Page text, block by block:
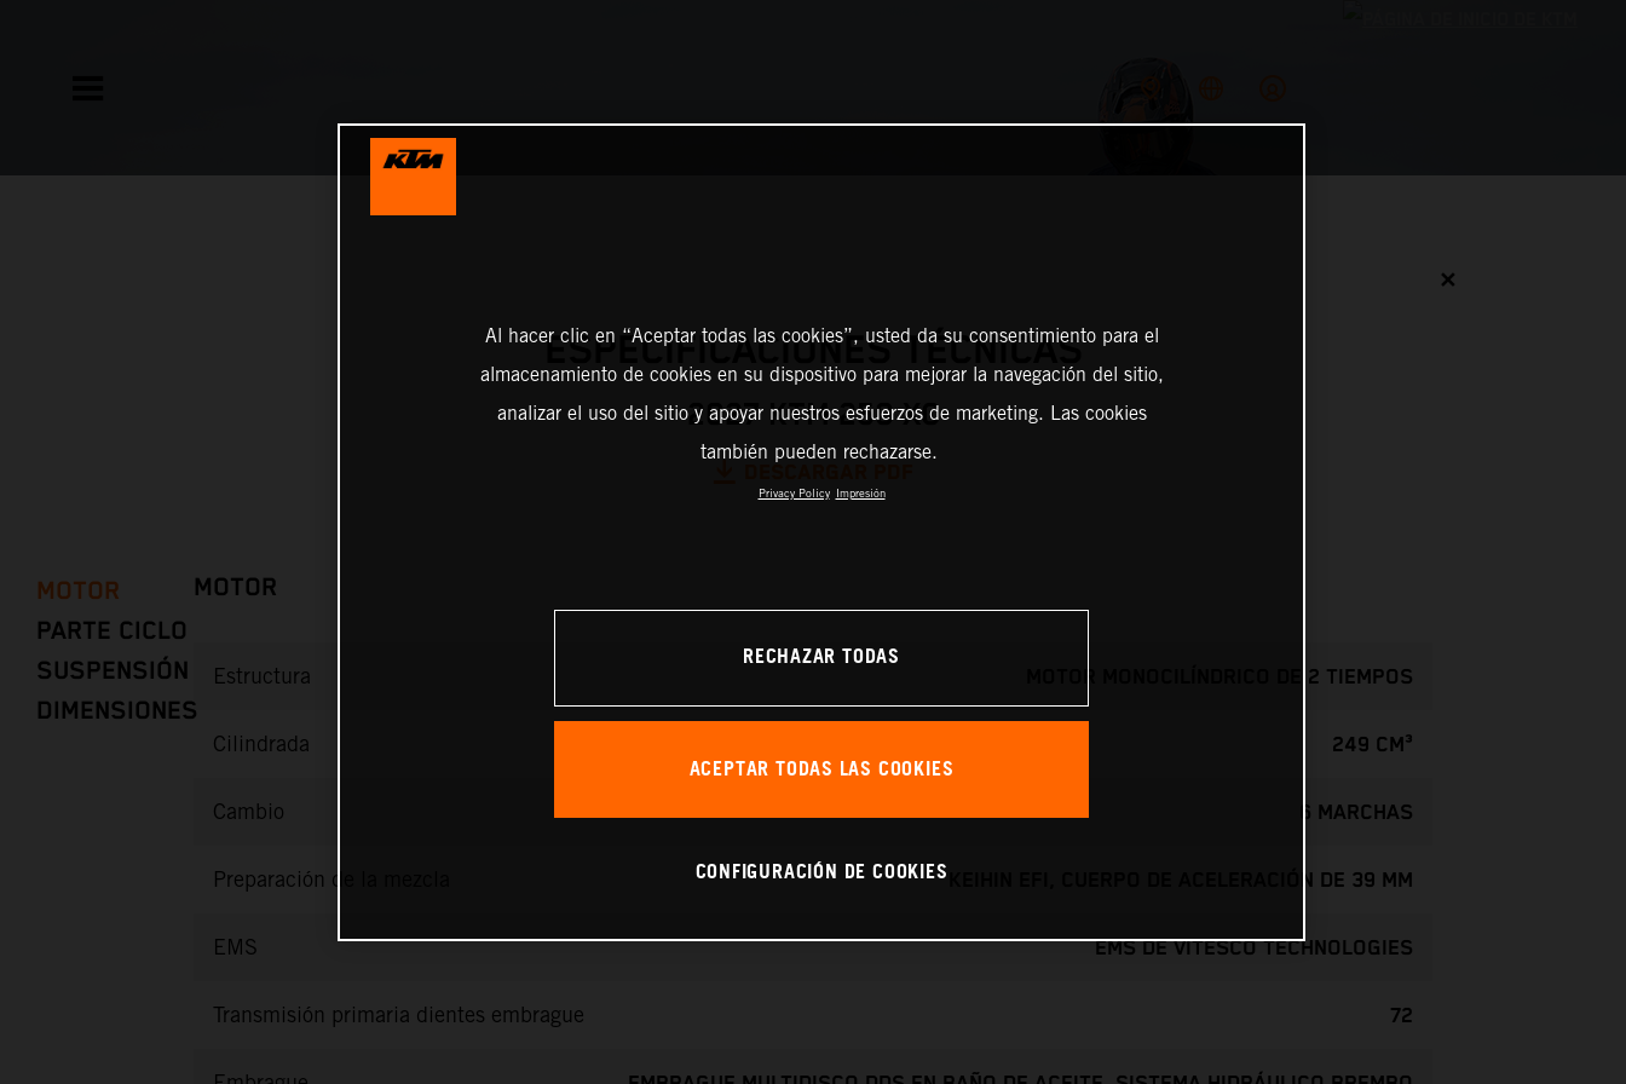
✕
ESPECIFICACIONES TÉCNICAS
2027 KTM 250 XC
MOTOR
PARTE CICLO
SUSPENSIÓN
DIMENSIONES
MOTOR
Estructura MOTOR MONOCILÍNDRICO DE 2 TIEMPOS
Cilindrada 249 CM³
Cambio 6 MARCHAS
Preparación de la mezcla KEIHIN EFI, CUERPO DE ACELERACIÓN DE 39 MM
EMS EMS DE VITESCO TECHNOLOGIES
Transmisión primaria dientes embrague 72
Al hacer clic en “Aceptar todas las cookies”, usted da su consentimiento para el
almacenamiento de cookies en su dispositivo para mejorar la navegación del sitio,
analizar el uso del sitio y apoyar nuestros esfuerzos de marketing. Las cookies
también pueden rechazarse.
Privacy Policy Impresión
RECHAZAR TODAS
ACEPTAR TODAS LAS COOKIES
CONFIGURACIÓN DE COOKIES